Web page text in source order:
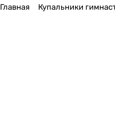
Главная Купальники